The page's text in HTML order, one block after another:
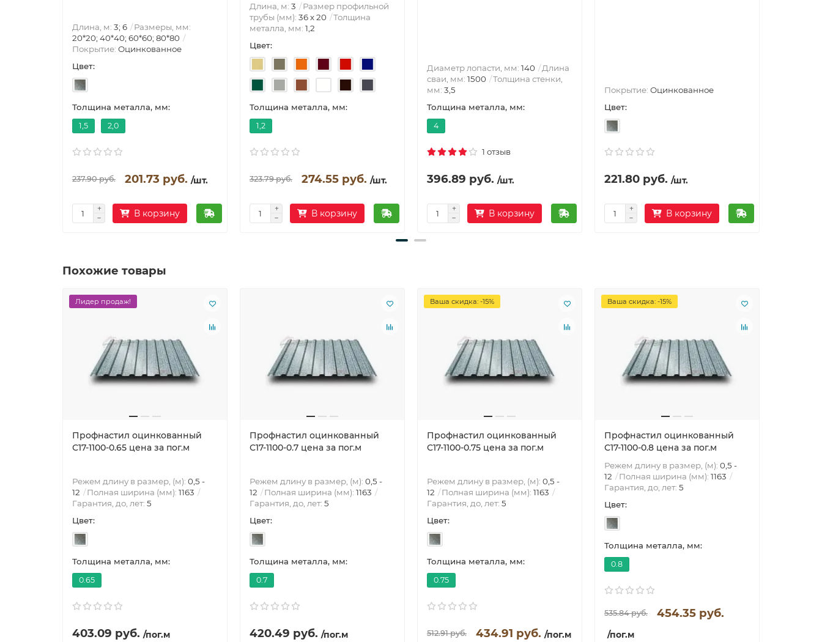
Длина, м: 3; 6
Размеры, мм:
20*20; 40*40; 60*60; 80*80
Покрытие: Оцинкованное
Цвет:
Толщина металла, мм:
1,5 2,0
237.90 руб. 201.73 руб. /шт.
В корзину
Длина, м: 3
Размер профильной
трубы (мм): 36 х 20
Толщина
металла, мм: 1,2
Цвет:
Толщина металла, мм:
1,2
323.79 руб. 274.55 руб. /шт.
В корзину
Диаметр лопасти, мм: 140
Длина
сваи, мм: 1500
Толщина стенки,
мм: 3,5
Толщина металла, мм:
4
1 отзыв
396.89 руб. /шт.
В корзину
Покрытие: Оцинкованное
Цвет:
221.80 руб. /шт.
В корзину
Похожие товары
Лидер продаж!
Профнастил оцинкованный
С17-1100-0.65 цена за пог.м
Режем длину в размер, (м): 0,5 -
12
Полная ширина (мм): 1163
Гарантия, до, лет: 5
Цвет:
Толщина металла, мм:
0.65
403.09 руб. /пог.м
Профнастил оцинкованный
С17-1100-0.7 цена за пог.м
Режем длину в размер, (м): 0,5 -
12
Полная ширина (мм): 1163
Гарантия, до, лет: 5
Цвет:
Толщина металла, мм:
0.7
420.49 руб. /пог.м
Ваша скидка: -15%
Профнастил оцинкованный
С17-1100-0.75 цена за пог.м
Режем длину в размер, (м): 0,5 -
12
Полная ширина (мм): 1163
Гарантия, до, лет: 5
Цвет:
Толщина металла, мм:
0.75
512.91 руб. 434.91 руб. /пог.м
Ваша скидка: -15%
Профнастил оцинкованный
С17-1100-0.8 цена за пог.м
Режем длину в размер, (м): 0,5 -
12
Полная ширина (мм): 1163
Гарантия, до, лет: 5
Цвет:
Толщина металла, мм:
0.8
535.84 руб. 454.35 руб.
/пог.м